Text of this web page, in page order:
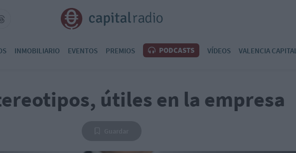
INMOBILIARIO EVENTOS PREMIOS PODCASTS VÍDEOS VALENCIA CAPITAL
útiles en la empresa